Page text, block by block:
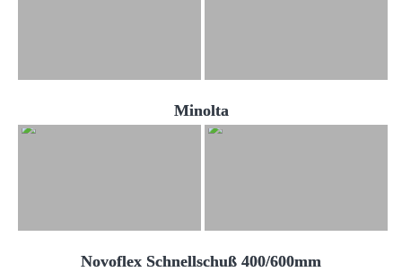
Minolta
Novoflex Schnellschuß 400/600mm